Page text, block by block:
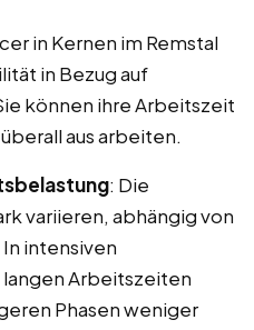
in Kernen im Remstal
in Bezug auf
können ihre Arbeitszeit
aus arbeiten.
: Die
variieren, abhängig von
intensiven
langen Arbeitszeiten
Phasen weniger